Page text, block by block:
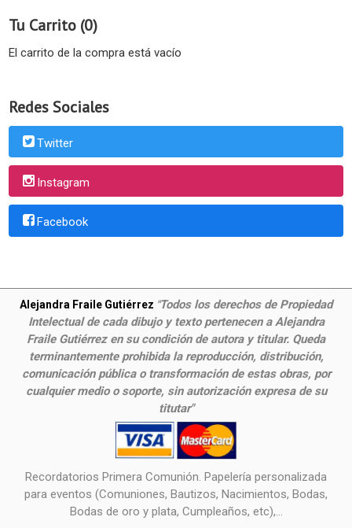
Tu Carrito (0)
El carrito de la compra está vacío
Redes Sociales
Twitter
Instagram
Facebook
Alejandra Fraile Gutiérrez "Todos los derechos de Propiedad
Intelectual de cada dibujo y texto pertenecen a Alejandra
Fraile Gutiérrez en su condición de autora y titular. Queda
terminantemente prohibida la reproducción, distribución,
comunicación pública o transformación de estas obras, por
cualquier medio o soporte, sin autorización expresa de su
titutar"
Recordatorios Primera Comunión. Papelería personalizada
para eventos (Comuniones, Bautizos, Nacimientos, Bodas,
Bodas de oro y plata, Cumpleaños, etc),...